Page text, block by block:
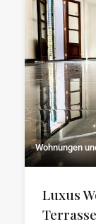
Wohnungen
Luxus